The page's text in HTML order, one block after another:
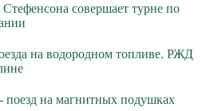
совершает турне по
на водородном топливе. РЖД
поезд на магнитных подушках